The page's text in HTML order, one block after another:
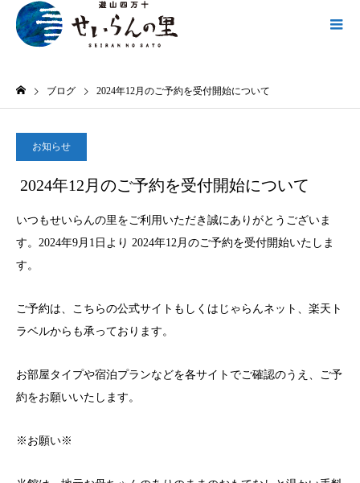
ブログ 2024年12月のご予約を受付開始について
お知らせ
2024年12月のご予約を受付開始について
いつもせいらんの里をご利用いただき誠にありがとうございま
す。2024年9月1日より 2024年12月のご予約を受付開始いたしま
す。
ご予約は、こちらの公式サイトもしくはじゃらんネット、楽天ト
ラベルからも承っております。
お部屋タイプや宿泊プランなどを各サイトでご確認のうえ、ご予
約をお願いいたします。
※お願い※